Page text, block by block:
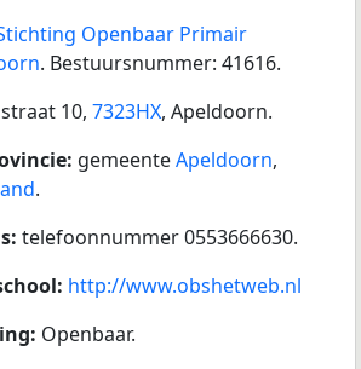
Openbaar Primair
. Bestuursnummer: 41616.
10, 7323HX, Apeldoorn.
gemeenteApeldoorn,
.
telefoonnummer 0553666630.
http://www.obshetweb.nl
Openbaar.